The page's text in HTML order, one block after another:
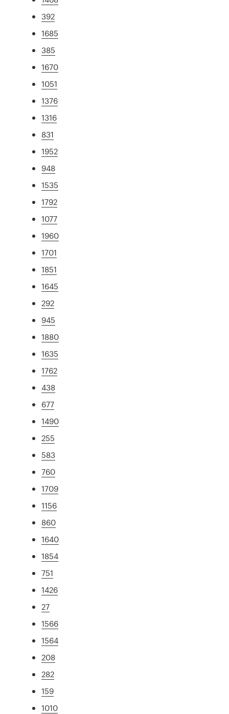
392
1685
385
1670
1051
1376
1316
831
1952
948
1535
1792
1077
1960
1701
1851
1645
292
945
1880
1635
1762
438
677
1490
255
583
760
1709
1156
860
1640
1854
751
1426
27
1566
1564
208
282
159
1010